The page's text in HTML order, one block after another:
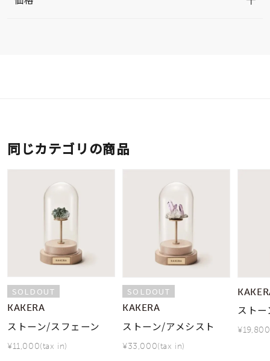
同じカテゴリの商品
SOLDOUT
KAKERA
ストーン/スフェーン
¥11,000(tax in)
SOLDOUT
KAKERA
ストーン/アメシスト
¥33,000(tax in)
スト